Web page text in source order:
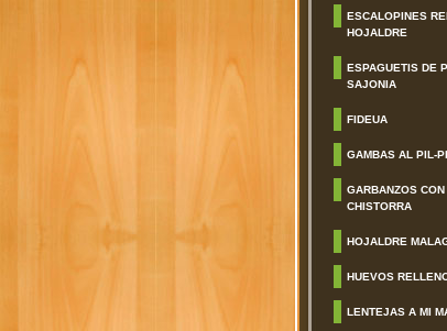
ESCALOPINES
HOJALDRE
ESPAGUETIS DE
SAJONIA
FIDEUA
GAMBAS AL PIL-
GARBANZOS CON
CHISTORRA
HOJALDRE
HUEVOS
LENTEJAS A MI